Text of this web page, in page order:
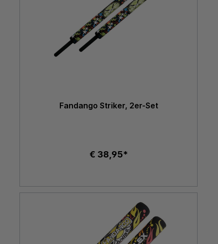
Fandango Striker, 2er-Set
€ 38,95*